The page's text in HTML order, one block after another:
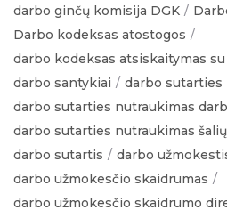
darbo ginčų komisija DGK
Darbo kodeksas atostogos
darbo kodeksas atsiskaitymas
darbo santykiai
darbo sutarties
darbo sutarties nutraukimas
darbo sutarties nutraukimas
darbo sutartis
darbo
darbo užmokesčio skaidrumas
darbo užmokesčio skaidrumo